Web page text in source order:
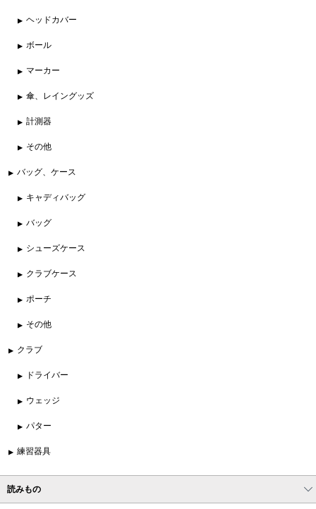
ヘッドカバー
ボール
マーカー
傘、レイングッズ
計測器
その他
バッグ、ケース
キャディバッグ
バッグ
シューズケース
クラブケース
ポーチ
その他
クラブ
ドライバー
ウェッジ
パター
練習器具
読みもの